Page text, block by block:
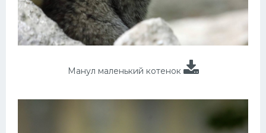
Манул маленький котенок